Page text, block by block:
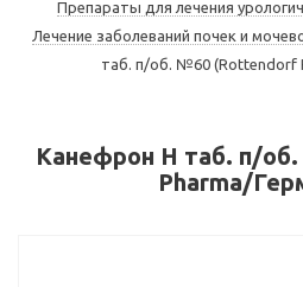
Препараты для лечения
Лечение заболеваний почек и
таб. п/об. №60 (Rottendorf
Канефрон Н таб. п/
Pharma/